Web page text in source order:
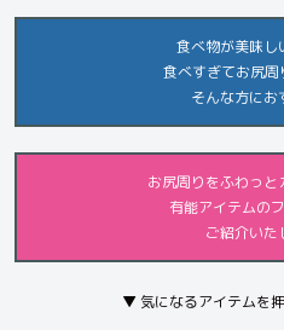
食べ物が美味し
食べすぎてお尻
そんな方にお
お尻周りをふわっと
有能アイテムの
ご紹介いた
▼ 気になるアイテムを